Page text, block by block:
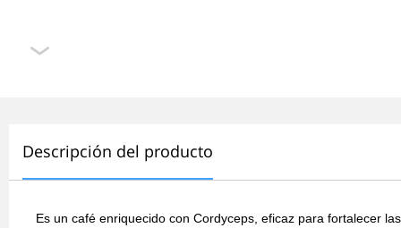
Descripción del producto
Es un café enriquecido con Cordyceps, eficaz para fortalecer